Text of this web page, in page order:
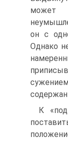
может
он с
Однако
К